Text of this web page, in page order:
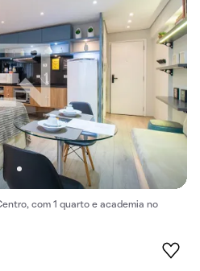
com 1 quarto e academia no